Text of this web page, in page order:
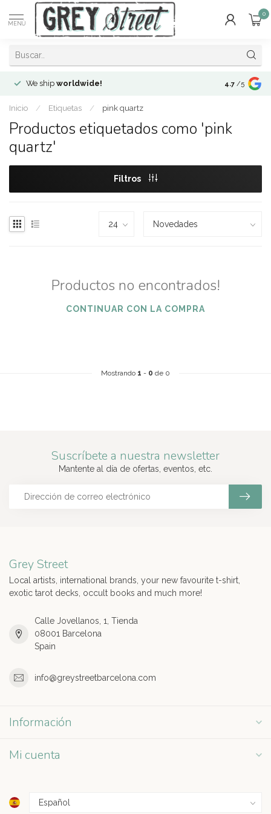
MENÚ
0
We ship worldwide! !Envíos a
4.7 /5
Inicio / Etiquetas / pink quartz
Productos etiquetados como 'pink
quartz'
Filtros
Productos no encontrados!
CONTINUAR CON LA COMPRA
Mostrando 1 - 0 de 0
Suscríbete a nuestra newsletter
Mantente al día de ofertas, eventos, etc.
Grey Street
Local artists, international brands, your new favourite t-shirt,
exotic tarot decks, occult books and much more!
Calle Jovellanos, 1, Tienda
08001 Barcelona
Spain
info@greystreetbarcelona.com
Información
Mi cuenta